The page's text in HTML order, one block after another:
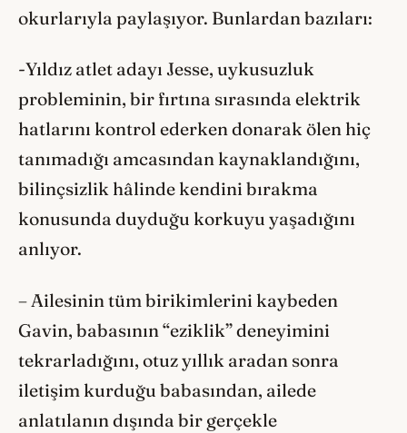
okurlarıyla paylaşıyor. Bunlardan bazıları:
-Yıldız atlet adayı Jesse, uykusuzluk
probleminin, bir fırtına sırasında elektrik
hatlarını kontrol ederken donarak ölen hiç
tanımadığı amcasından kaynaklandığını,
bilinçsizlik hâlinde kendini bırakma
konusunda duyduğu korkuyu yaşadığını
anlıyor.
– Ailesinin tüm birikimlerini kaybeden
Gavin, babasının “eziklik” deneyimini
tekrarladığını, otuz yıllık aradan sonra
iletişim kurduğu babasından, ailede
anlatılanın dışında bir gerçekle